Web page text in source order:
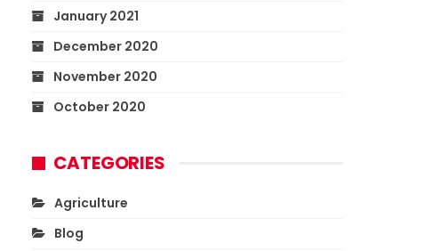
January 2021
December 2020
November 2020
October 2020
CATEGORIES
Agriculture
Blog